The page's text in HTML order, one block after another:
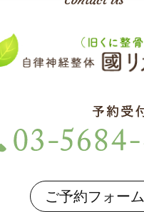
ご予約フォーム